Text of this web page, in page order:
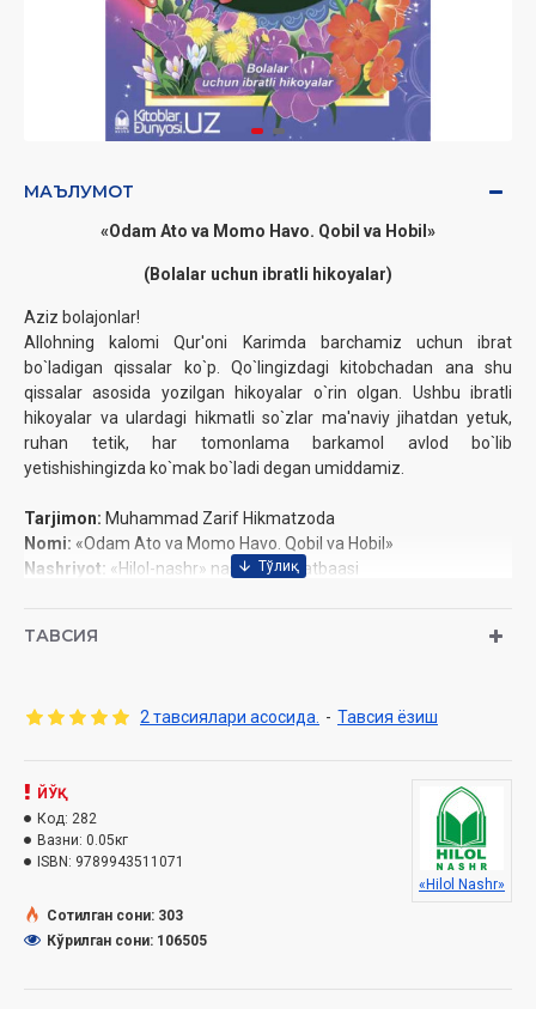
МАЪЛУМОТ
«Odam Ato va Momo Havo. Qobil va Hobil»
(Bolalar uchun ibratli hikoyalar)
Aziz bolajonlar!
Allohning kalomi Qur'oni Karimda barchamiz uchun ibrat
bo`ladigan qissalar ko`p. Qo`lingizdagi kitobchadan ana shu
qissalar asosida yozilgan hikoyalar o`rin olgan. Ushbu ibratli
hikoyalar va ulardagi hikmatli so`zlar ma'naviy jihatdan yetuk,
ruhan tetik, har tomonlama barkamol avlod bo`lib
yetishishingizda ko`mak bo`ladi degan umiddamiz.
Tarjimon: Muhammad Zarif Hikmatzoda
Nomi: «Odam Ato va Momo Havo. Qobil va Hobil»
Nashriyot: «Hilol-nashr» nashriyot-matbaasi
O‘lchami:
ТАВСИЯ
2 тавсиялари асосида. - Тавсия ёзиш
ЙЎҚ
Код: 282
Вазни: 0.05кг
ISBN: 9789943511071
«Hilol Nashr»
Сотилган сони: 303
Кўрилган сони: 106505